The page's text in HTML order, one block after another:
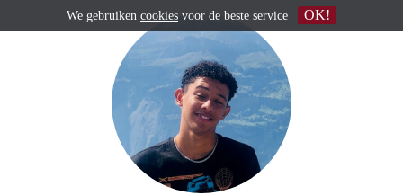
We gebruiken cookies voor de beste service OK!